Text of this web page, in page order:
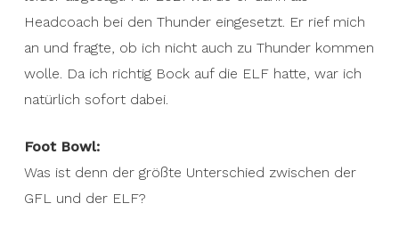
Headcoach bei den Thunder eingesetzt. Er rief mich
an und fragte, ob ich nicht auch zu Thunder kommen
wolle. Da ich richtig Bock auf die ELF hatte, war ich
natürlich sofort dabei.
Foot Bowl:
Was ist denn der größte Unterschied zwischen der
GFL und der ELF?